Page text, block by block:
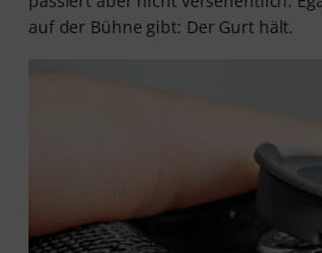
auf der Bühne gibt: Der Gurt hält.